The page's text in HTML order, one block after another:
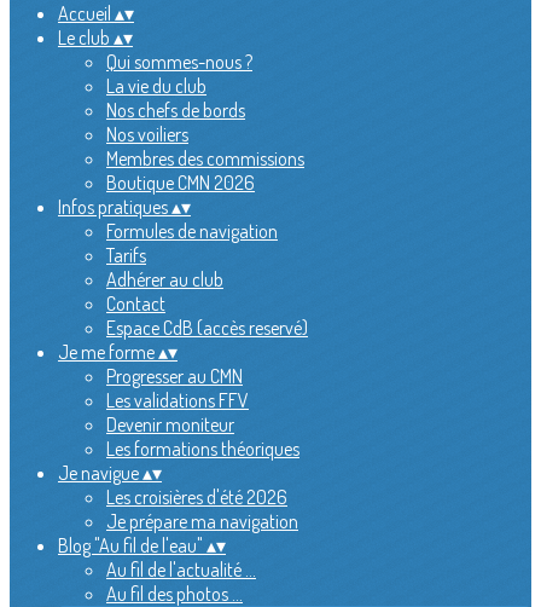
Accueil ▴▾
Le club ▴▾
Qui sommes-nous ?
La vie du club
Nos chefs de bords
Nos voiliers
Membres des commissions
Boutique CMN 2026
Infos pratiques▴▾
Formules de navigation
Tarifs
Adhérer au club
Contact
Espace CdB (accès reservé)
Je me forme▴▾
Progresser au CMN
Les validations FFV
Devenir moniteur
Les formations théoriques
Je navigue▴▾
Les croisières d'été 2026
Je prépare ma navigation
Blog "Au fil de l'eau" ▴▾
Au fil de l'actualité ...
Au fil des photos ...